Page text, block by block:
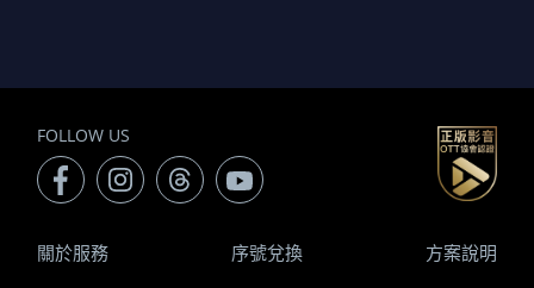
FOLLOW US
關於服務 序號兌換 方案說明